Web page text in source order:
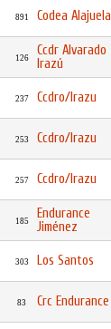
891 Codea Alajuela
126
Ccdr Alvarado
Irazú
237 Ccdro/Irazu
253 Ccdro/Irazu
257 Ccdro/Irazu
185
Endurance
Jiménez
303 Los Santos
83 Crc Endurance